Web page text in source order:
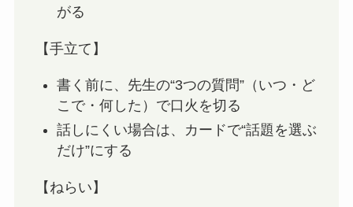
がる
【手立て】
書く前に、先生の“3つの質問”（いつ・ど
こで・何した）で口火を切る
話しにくい場合は、カードで“話題を選ぶ
だけ”にする
【ねらい】